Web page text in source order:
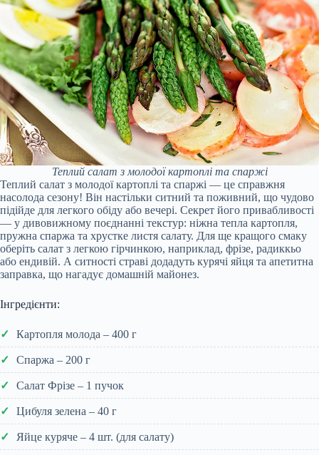
Теплий салат з молодої картоплі та спаржі
Теплий салат з молодої картоплі та спаржі — це справжня
насолода сезону! Він настільки ситний та поживний, що чудово
підійде для легкого обіду або вечері. Секрет його привабливості
— у дивовижному поєднанні текстур: ніжна тепла картопля,
пружна спаржа та хрустке листя салату. Для ще кращого смаку
оберіть салат з легкою гірчинкою, наприклад, фрізе, радиккьо
або ендивій. А ситності страві додадуть курячі яйця та апетитна
заправка, що нагадує домашній майонез.
Інгредієнти:
Картопля молода – 400 г
Спаржа – 200 г
Салат Фрізе – 1 пучок
Цибуля зелена – 40 г
Яйце куряче – 4 шт. (для салату)